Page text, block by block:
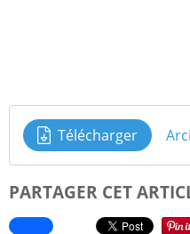
Télécharger
PARTAGER CET